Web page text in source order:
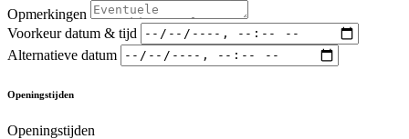
Opmerkingen
Voorkeur datum & tijd
Alternatieve datum
Openingstijden
Openingstijden